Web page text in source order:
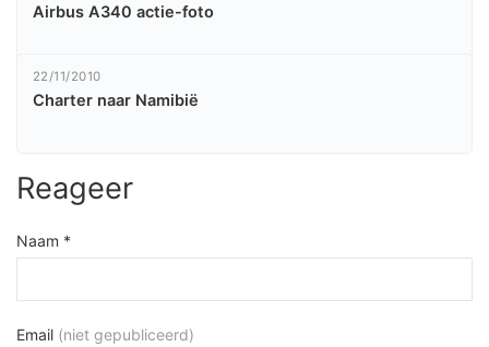
Airbus A340 actie-foto
22/11/2010
Charter naar Namibië
Reageer
Naam *
Email (niet gepubliceerd)